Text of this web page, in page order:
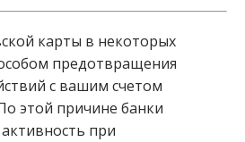
карты в некоторых
предотвращения
с вашим счетом
этой причине банки
при